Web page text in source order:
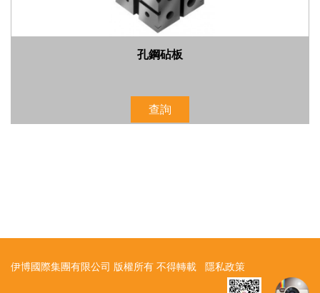
孔鋼砧板
查詢
伊博國際集團有限公司 版權所有 不得轉載 隱私政策